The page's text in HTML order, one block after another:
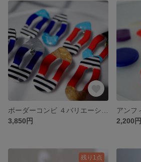
3,850円
2,200円
残り1点